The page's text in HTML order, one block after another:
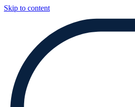
Skip to content